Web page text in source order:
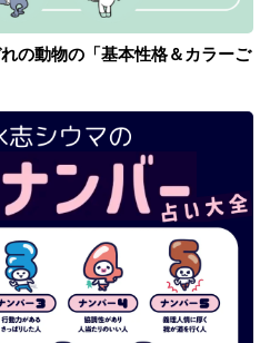
の動物の「基本性格＆カラーご